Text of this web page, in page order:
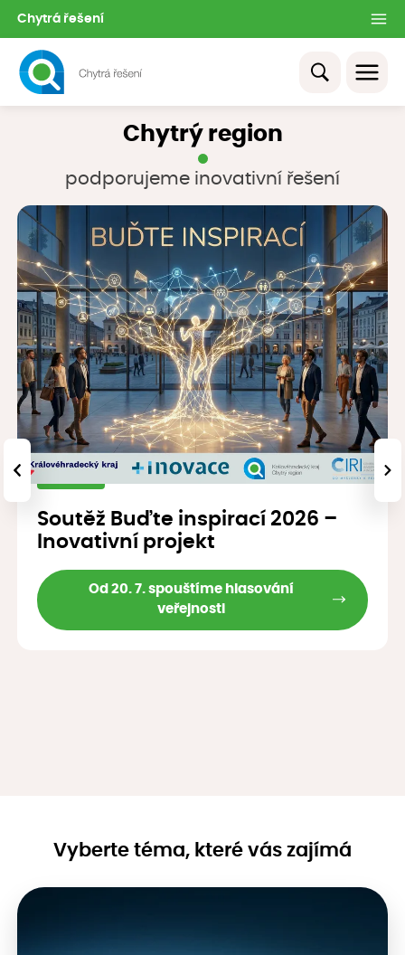
Chytrá řešení
Chytrý region
podporujeme inovativní řešení
Soutěž Buďte inspirací 2026 –
Inovativní projekt
Od 20. 7. spouštíme hlasování
veřejnosti
‹ ›
Vyberte téma, které vás zajímá